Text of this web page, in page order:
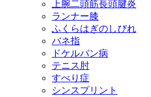
上腕二頭筋長頭腱炎
ランナー膝
ふくらはぎのしびれ
バネ指
ドケルバン病
テニス肘
すべり症
シンスプリント